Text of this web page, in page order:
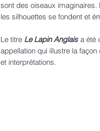
sont des oiseaux
les silhouettes se fondent et
Le titre Le Lapin Anglais a été
appellation qui illustre la
et interprétations.